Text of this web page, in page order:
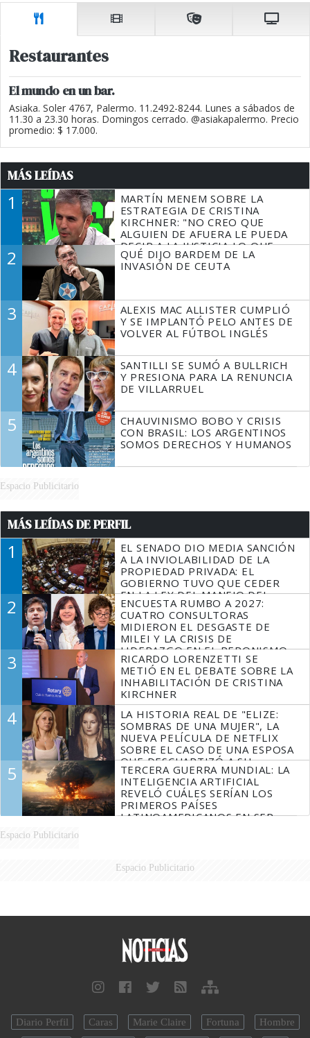
Restaurantes
El mundo en un bar.
Asiaka. Soler 4767, Palermo. 11.2492-8244. Lunes a sábados de
11.30 a 23.30 horas. Domingos cerrado. @asiakapalermo. Precio
promedio: $ 17.000.
MÁS LEÍDAS
1
MARTÍN MENEM SOBRE LA
ESTRATEGIA DE CRISTINA
KIRCHNER: "NO CREO QUE
ALGUIEN DE AFUERA LE PUEDA
DECIR A LA JUSTICIA LO QUE
TIENE QUE HACER"
2
QUÉ DIJO BARDEM DE LA
INVASIÓN DE CEUTA
3
ALEXIS MAC ALLISTER CUMPLIÓ
Y SE IMPLANTÓ PELO ANTES DE
VOLVER AL FÚTBOL INGLÉS
4
SANTILLI SE SUMÓ A BULLRICH
Y PRESIONA PARA LA RENUNCIA
DE VILLARRUEL
5
CHAUVINISMO BOBO Y CRISIS
CON BRASIL: LOS ARGENTINOS
SOMOS DERECHOS Y HUMANOS
Espacio Publicitario
MÁS LEÍDAS DE PERFIL
1
EL SENADO DIO MEDIA SANCIÓN
A LA INVIOLABILIDAD DE LA
PROPIEDAD PRIVADA: EL
GOBIERNO TUVO QUE CEDER
EN LA LEY DEL MANEJO DEL
FUEGO
2
ENCUESTA RUMBO A 2027:
CUATRO CONSULTORAS
MIDIERON EL DESGASTE DE
MILEI Y LA CRISIS DE
LIDERAZGO EN EL PERONISMO
3
RICARDO LORENZETTI SE
METIÓ EN EL DEBATE SOBRE LA
INHABILITACIÓN DE CRISTINA
KIRCHNER
4
LA HISTORIA REAL DE "ELIZE:
SOMBRAS DE UNA MUJER", LA
NUEVA PELÍCULA DE NETFLIX
SOBRE EL CASO DE UNA ESPOSA
QUE DESCUARTIZÓ A SU
MARIDO
5
TERCERA GUERRA MUNDIAL: LA
INTELIGENCIA ARTIFICIAL
REVELÓ CUÁLES SERÍAN LOS
PRIMEROS PAÍSES
LATINOAMERICANOS EN SER
Espacio Publicitario
Espacio Publicitario
Diario Perfil Caras Marie Claire Fortuna Hombre